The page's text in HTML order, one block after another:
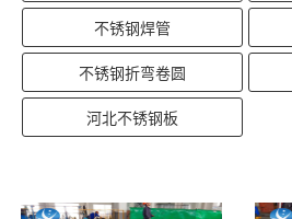
不锈钢焊管
不锈钢折弯卷圆
河北不锈钢板